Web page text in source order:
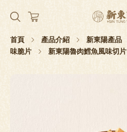
首頁 產品介紹 新東陽產品
味脆片
新東陽魯肉鱈魚風味切片